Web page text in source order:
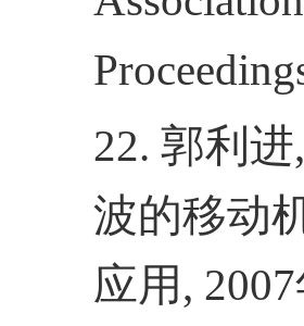
22. 郭利进,
波的移动
应用 , 2007